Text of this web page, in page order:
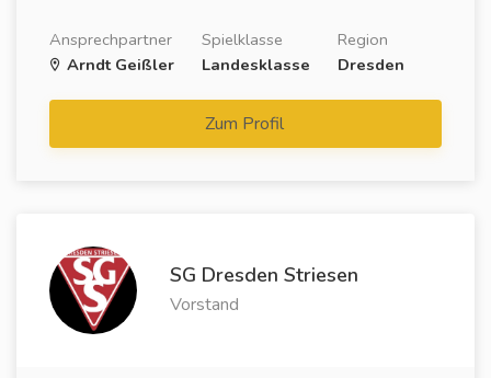
Ansprechpartner
Arndt Geißler
Spielklasse
Landesklasse
Region
Dresden
Zum Profil
SG Dresden Striesen
Vorstand